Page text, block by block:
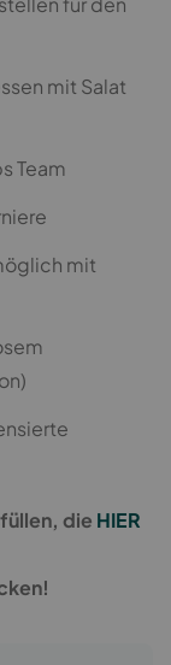
mit Salat
Team
mit
die HIER